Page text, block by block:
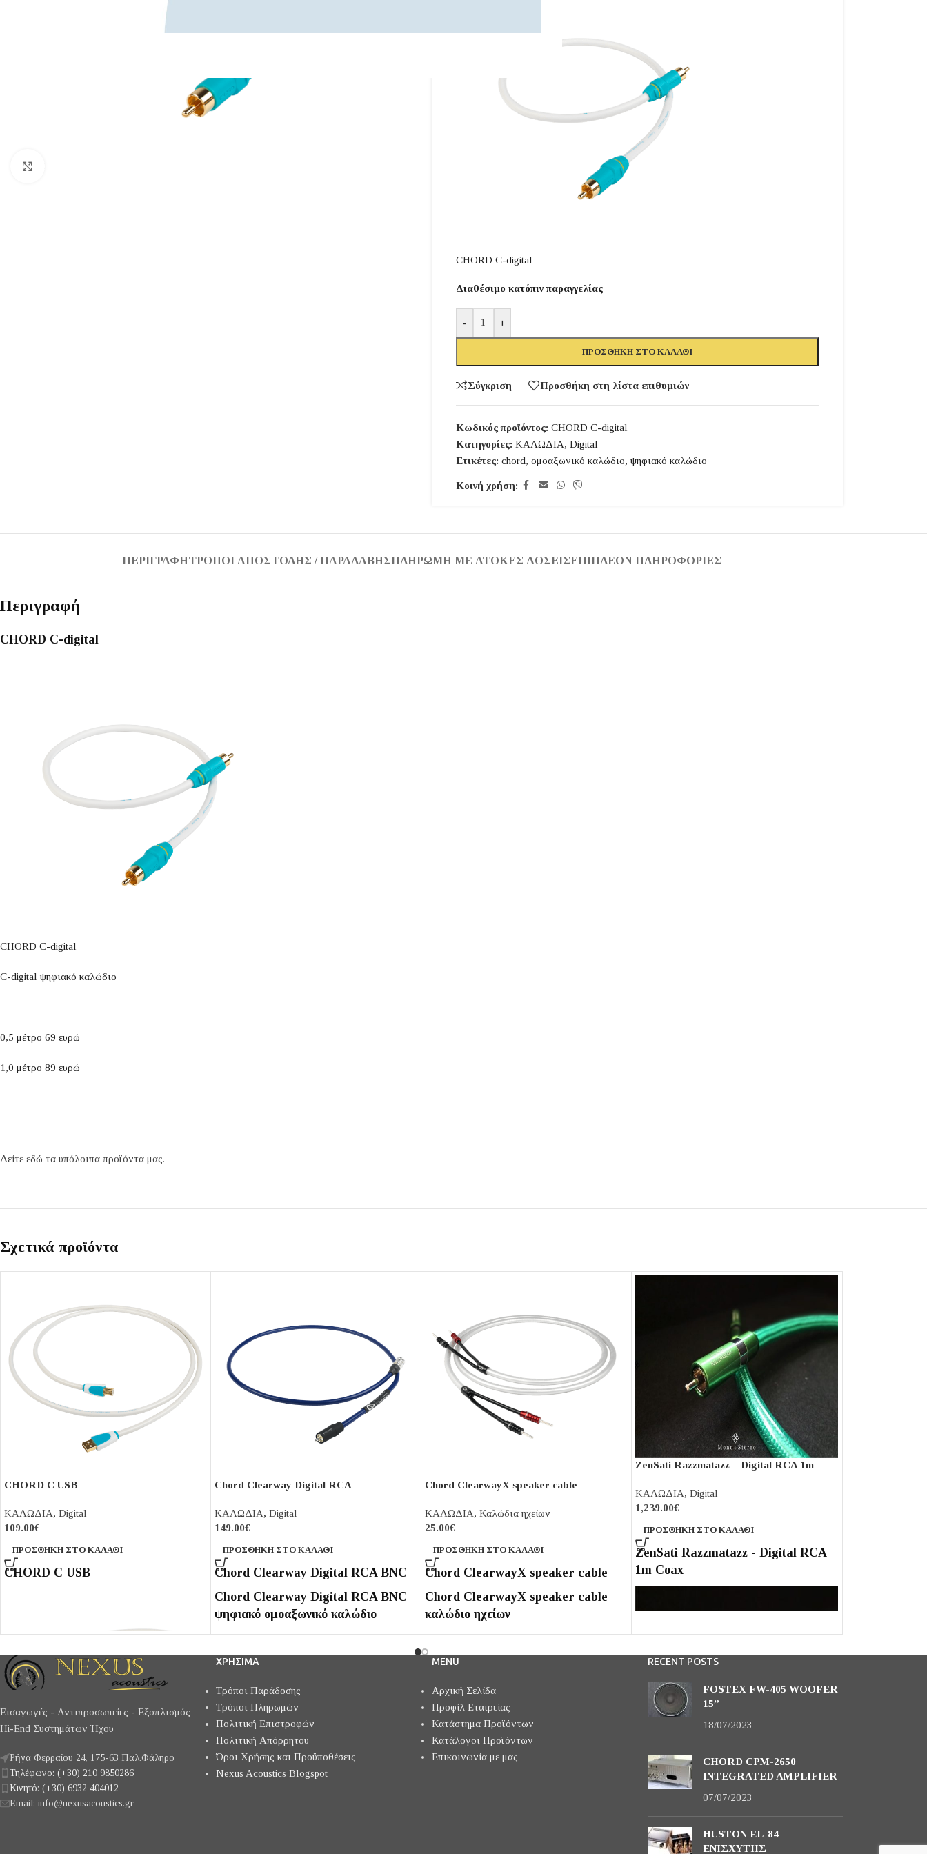
CHORD C-digital
Διαθέσιμο κατόπιν παραγγελίας
- +
ΠΡΟΣΘΉΚΗ ΣΤΟ ΚΑΛΆΘΙ
Σύγκριση Προσθήκη στη λίστα επιθυμιών
Κωδικός προϊόντος: CHORD C-digital
Κατηγορίες: ΚΑΛΩΔΙΑ, Digital
Ετικέτες: chord, ομοαξωνικό καλώδιο, ψηφιακό καλώδιο
Κοινή χρήση:
ΠΕΡΙΓΡΑΦΉΤΡΌΠΟΙ ΑΠΟΣΤΟΛΉΣ / ΠΑΡΑΛΑΒΉΣΠΛΗΡΩΜΉ ΜΕ ΆΤΟΚΕΣ ΔΌΣΕΙΣΕΠΙΠΛΈΟΝ ΠΛΗΡΟΦΟΡΊΕΣ
Περιγραφή
CHORD C-digital
CHORD C-digital
C-digital ψηφιακό καλώδιο
0,5 μέτρο 69 ευρώ
1,0 μέτρο 89 ευρώ
Δείτε εδώ τα υπόλοιπα προϊόντα μας.
Σχετικά προϊόντα
CHORD C USB
ΚΑΛΩΔΙΑ, Digital
109.00€
ΠΡΟΣΘΉΚΗ ΣΤΟ ΚΑΛΆΘΙ
CHORD C USB
Chord Clearway Digital RCA
ΚΑΛΩΔΙΑ, Digital
149.00€
ΠΡΟΣΘΉΚΗ ΣΤΟ ΚΑΛΆΘΙ
Chord Clearway Digital RCA BNC
Chord Clearway Digital RCA BNC
ψηφιακό ομοαξωνικό καλώδιο
Chord ClearwayX speaker cable
ΚΑΛΩΔΙΑ, Καλώδια ηχείων
25.00€
ΠΡΟΣΘΉΚΗ ΣΤΟ ΚΑΛΆΘΙ
Chord ClearwayX speaker cable
Chord ClearwayX speaker cable
καλώδιο ηχείων
ZenSati Razzmatazz – Digital RCA 1m
ΚΑΛΩΔΙΑ, Digital
1,239.00€
ΠΡΟΣΘΉΚΗ ΣΤΟ ΚΑΛΆΘΙ
ZenSati Razzmatazz - Digital RCA
1m Coax
ZenSati Razzmatazz - Digital RCA 1m Coax
Εισαγωγές - Αντιπροσωπείες - Εξοπλισμός
Hi-End Συστημάτων Ήχου
Ρήγα Φερραίου 24, 175-63 Παλ.Φάληρο
Τηλέφωνο: (+30) 210 9850286
Κινητό: (+30) 6932 404012
Email: info@nexusacoustics.gr
ΧΡΗΣΙΜΑ
Τρόποι Παράδοσης
Τρόποι Πληρωμών
Πολιτική Επιστροφών
Πολιτική Απόρρητου
Όροι Χρήσης και Προϋποθέσεις
Nexus Acoustics Blogspot
MENU
Αρχική Σελίδα
Προφίλ Εταιρείας
Κατάστημα Προϊόντων
Κατάλογοι Προϊόντων
Επικοινωνία με μας
RECENT POSTS
FOSTEX FW-405 WOOFER
15”
18/07/2023
CHORD CPM-2650
INTEGRATED AMPLIFIER
07/07/2023
HUSTON EL-84
ΕΝΙΣΧΥΤΗΣ